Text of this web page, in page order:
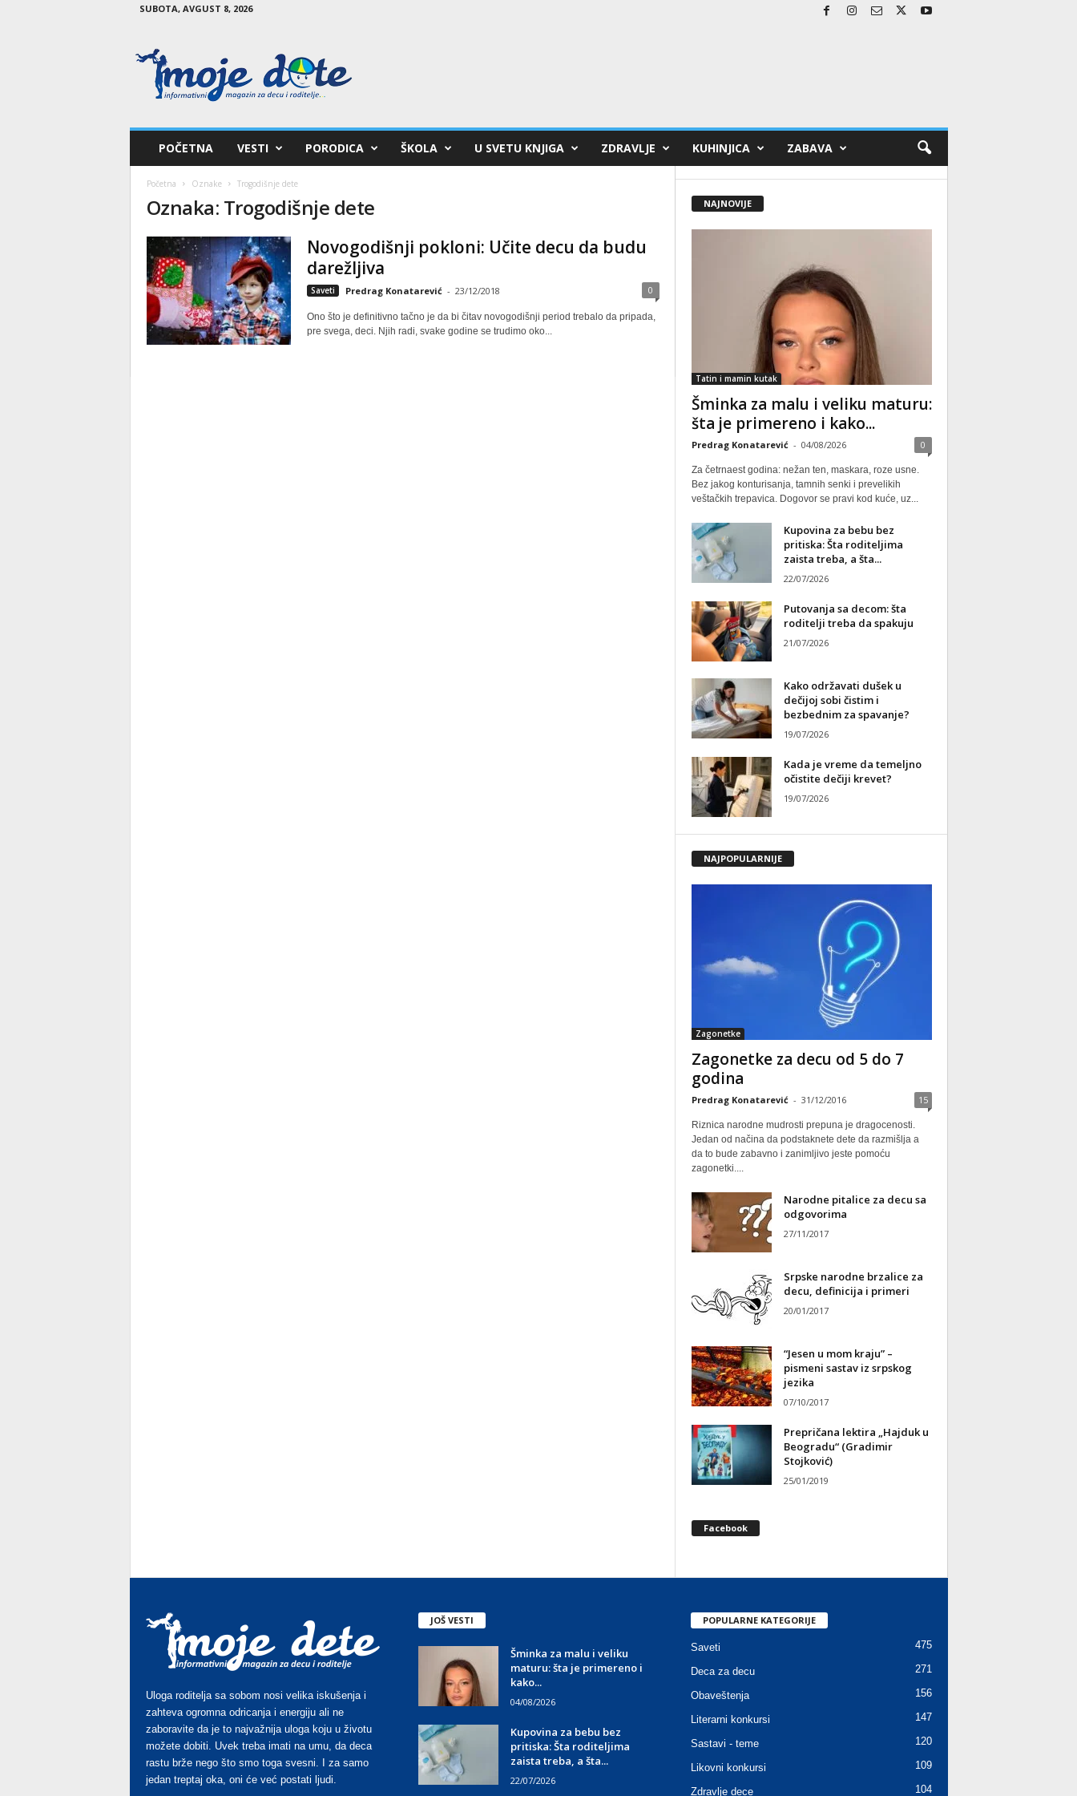
SUBOTA, AVGUST 8, 2026
o
POČETNA VESTI PORODICA ŠKOLA U SVETU KNJIGA ZDRAVLJE KUHINJICA ZABAVA
Početna Oznake Trogodišnje dete
Oznaka: Trogodišnje dete
Novogodišnji pokloni: Učite decu da budu
darežljiva
Saveti Predrag Konatarević - 23/12/2018 0
Ono što je definitivno tačno je da bi čitav novogodišnji period trebalo da pripada,
pre svega, deci. Njih radi, svake godine se trudimo oko...
NAJNOVIJE
Tatin i mamin kutak
Šminka za malu i veliku maturu:
šta je primereno i kako...
Predrag Konatarević - 04/08/2026 0
Za četrnaest godina: nežan ten, maskara, roze usne.
Bez jakog konturisanja, tamnih senki i prevelikih
veštačkih trepavica. Dogovor se pravi kod kuće, uz...
Kupovina za bebu bez
pritiska: Šta roditeljima
zaista treba, a šta...
22/07/2026
Putovanja sa decom: šta
roditelji treba da spakuju
21/07/2026
Kako održavati dušek u
dečijoj sobi čistim i
bezbednim za spavanje?
19/07/2026
Kada je vreme da temeljno
očistite dečiji krevet?
19/07/2026
NAJPOPULARNIJE
Zagonetke
Zagonetke za decu od 5 do 7
godina
Predrag Konatarević - 31/12/2016 15
Riznica narodne mudrosti prepuna je dragocenosti.
Jedan od načina da podstaknete dete da razmišlja a
da to bude zabavno i zanimljivo jeste pomoću
zagonetki....
Narodne pitalice za decu sa
odgovorima
27/11/2017
Srpske narodne brzalice za
decu, definicija i primeri
20/01/2017
“Jesen u mom kraju” –
pismeni sastav iz srpskog
jezika
07/10/2017
Prepričana lektira „Hajduk u
Beogradu“ (Gradimir
Stojković)
25/01/2019
Facebook
Uloga roditelja sa sobom nosi velika iskušenja i
zahteva ogromna odricanja i energiju ali ne
zaboravite da je to najvažnija uloga koju u životu
možete dobiti. Uvek treba imati na umu, da deca
rastu brže nego što smo toga svesni. I za samo
jedan treptaj oka, oni će već postati ljudi.
JOŠ VESTI
Šminka za malu i veliku
maturu: šta je primereno i
kako...
04/08/2026
Kupovina za bebu bez
pritiska: Šta roditeljima
zaista treba, a šta...
22/07/2026
POPULARNE KATEGORIJE
Saveti 475
Deca za decu 271
Obaveštenja 156
Literarni konkursi 147
Sastavi - teme 120
Likovni konkursi 109
Zdravlje dece 104